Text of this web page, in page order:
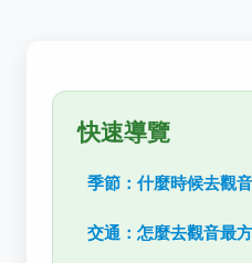
快速導覽
季節：什麼時候去觀
交通：怎麼去觀音最